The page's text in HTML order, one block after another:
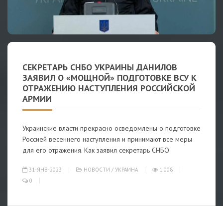
СЕКРЕТАРЬ СНБО УКРАИНЫ ДАНИЛОВ
ЗАЯВИЛ О «МОЩНОЙ» ПОДГОТОВКЕ ВСУ К
ОТРАЖЕНИЮ НАСТУПЛЕНИЯ РОССИЙСКОЙ
АРМИИ
Украинские власти прекрасно осведомлены о подготовке
Россией весеннего наступления и принимают все меры
для его отражения. Как заявил секретарь СНБО
31-ЯНВ-2023 НОВОСТИ / УКРАИНА
1 008
0